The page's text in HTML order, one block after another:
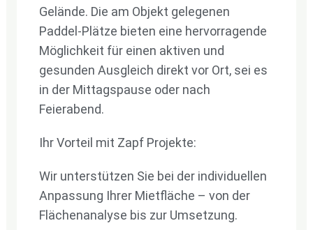
Gelände. Die am Objekt gelegenen
Paddel-Plätze bieten eine hervorragende
Möglichkeit für einen aktiven und
gesunden Ausgleich direkt vor Ort, sei es
in der Mittagspause oder nach
Feierabend.
Ihr Vorteil mit Zapf Projekte:
Wir unterstützen Sie bei der individuellen
Anpassung Ihrer Mietfläche – von der
Flächenanalyse bis zur Umsetzung.